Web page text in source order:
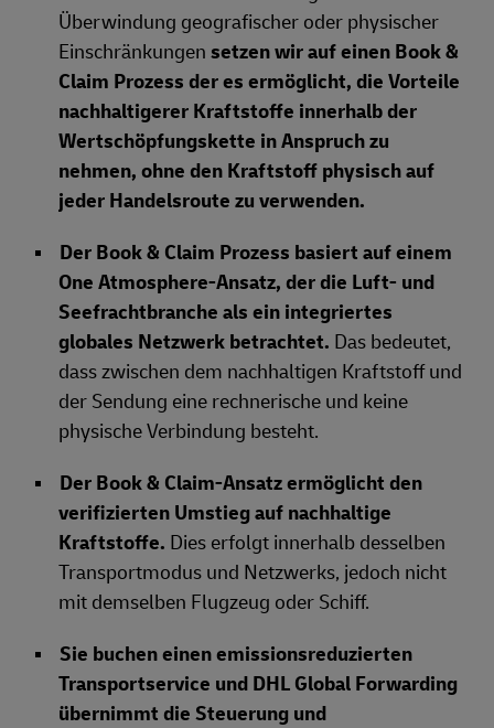
Überwindung geografischer oder physischer
Einschränkungen setzen wir auf einen Book &
Claim Prozess der es ermöglicht, die Vorteile
nachhaltigerer Kraftstoffe innerhalb der
Wertschöpfungskette in Anspruch zu
nehmen, ohne den Kraftstoff physisch auf
jeder Handelsroute zu verwenden.
Der Book & Claim Prozess basiert auf einem
One Atmosphere-Ansatz, der die Luft‑ und
Seefrachtbranche als ein integriertes
globales Netzwerk betrachtet. Das bedeutet,
dass zwischen dem nachhaltigen Kraftstoff und
der Sendung eine rechnerische und keine
physische Verbindung besteht.
Der Book & Claim‑Ansatz ermöglicht den
verifizierten Umstieg auf nachhaltige
Kraftstoffe. Dies erfolgt innerhalb desselben
Transportmodus und Netzwerks, jedoch nicht
mit demselben Flugzeug oder Schiff.
Sie buchen einen emissionsreduzierten
Transportservice und DHL Global Forwarding
übernimmt die Steuerung und